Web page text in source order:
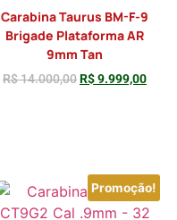
Carabina Taurus BM-F-9
Brigade Plataforma AR
9mm Tan
R$14.000,00R$9.999,00
Promoção!